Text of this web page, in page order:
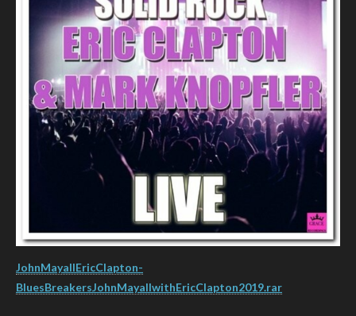
JohnMayallEricClapton-
BluesBreakersJohnMayallwithEricClapton2019.rar